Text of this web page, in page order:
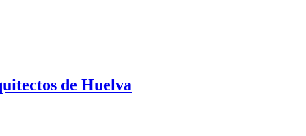
de Huelva